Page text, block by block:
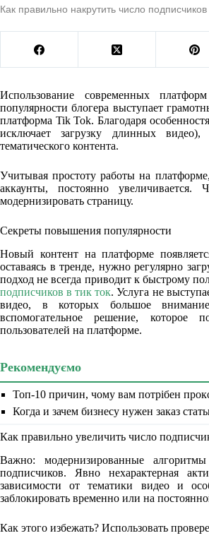
Как правильно накрутить число подписчиков
Использование современных
популярности блогера выступает
платформа Tik Tok. Благодаря
исключает загрузку длинных
тематического контента.
Учитывая простоту работы на
аккаунты, постоянно увеличивается.
модернизировать страницу.
Секреты повышения популярности
Новый контент на платформе
оставаясь в тренде, нужно регулярно
подход не всегда приводит к быстрому
подписчиков в тик ток. Услуга не
видео, в которых большое
вспомогательное решение, которое
пользователей на платформе.
Рекомендуємо
Топ-10 причин, чому вам потрібен
Когда и зачем бизнесу нужен заказ
Как правильно увеличить число
Важно: модернизированные
подписчиков. Явно нехарактерная
зависимости от тематики видео и
заблокировать временно или на
Как этого избежать? Использовать